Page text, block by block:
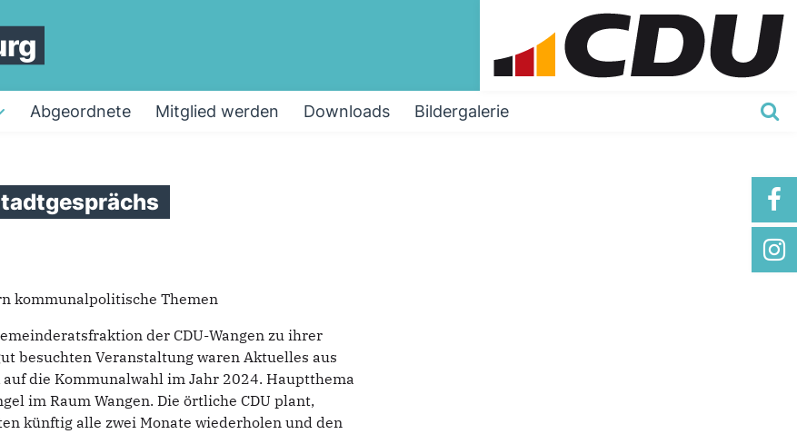
Abgeordnete Mitglied werden Downloads Bildergalerie
kommunalpolitische Themen
der CDU-Wangen zu ihrer
besuchten Veranstaltung waren Aktuelles aus
die Kommunalwahl im Jahr 2024. Hauptthema
im Raum Wangen. Die örtliche CDU plant,
künftig alle zwei Monate wiederholen und den